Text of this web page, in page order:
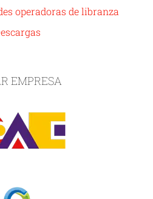
operadoras de libranza
EMPRESA